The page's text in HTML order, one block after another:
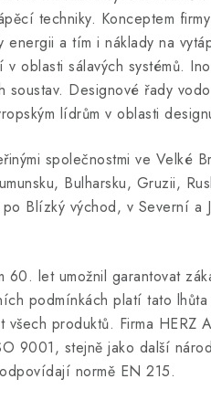
techniky. Konceptem
a tím i náklady na
oblasti sálavých systémů.
Designové řady
lídrům v oblasti
společnostmi ve Velké
Bulharsku, Gruzii,
Blízký východ, v Severní a
60. let umožnil garantovat
podmínkách platí tato
produktů. Firma HERZ
9001, stejně jako další
normě EN 215.